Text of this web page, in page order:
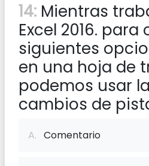
14: Mientras
Excel 2016. para
siguientes
en una hoja de
podemos usar
cambios de
A. Comentario